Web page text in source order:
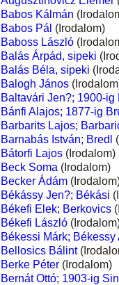
Babos Kálmán
Babos Pál (Irodalom)
Baboss László
Balás Árpád, sipeki
Balás Béla, sipeki
Balogh János
Baltavári Jen?; 1900-ig
Bánfi Alajos; 1877-ig
Barbarits Lajos;
Barnabás István; Bredl
Bátorfi Lajos(Irodalom)
Beck Soma (Irodalom)
Becker Ádám
Békássy Jen?; Békási
Békefi Elek; Berkovics
Békefi László
Békessi Márk; Békessy
Bellosics Bálint
Berke Péter(Irodalom)
Bernát Ottó; 1903-ig